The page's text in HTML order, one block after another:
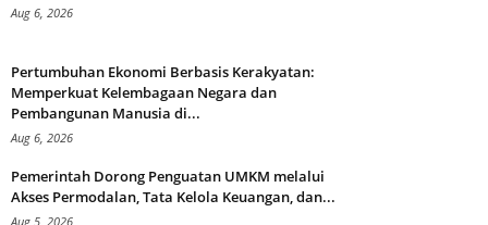
Aug 6, 2026
Pertumbuhan Ekonomi Berbasis Kerakyatan:
Memperkuat Kelembagaan Negara dan
Pembangunan Manusia di...
Aug 6, 2026
Pemerintah Dorong Penguatan UMKM melalui
Akses Permodalan, Tata Kelola Keuangan, dan...
Aug 5, 2026